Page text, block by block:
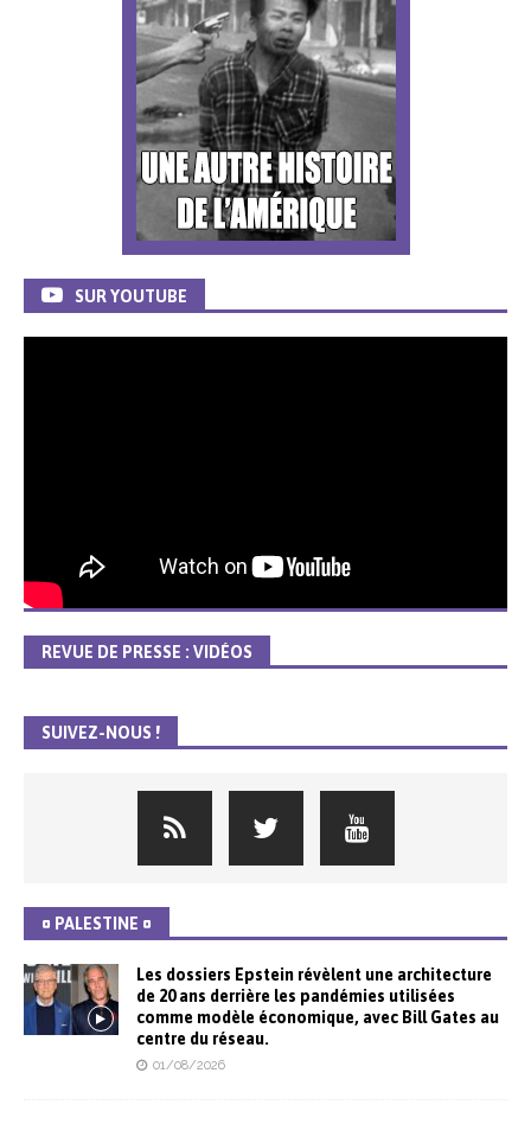
SUR YOUTUBE
REVUE DE PRESSE : VIDÉOS
SUIVEZ-NOUS !
¤ PALESTINE ¤
Les dossiers Epstein révèlent une architecture
de 20 ans derrière les pandémies utilisées
comme modèle économique, avec Bill Gates au
centre du réseau.
01/08/2026